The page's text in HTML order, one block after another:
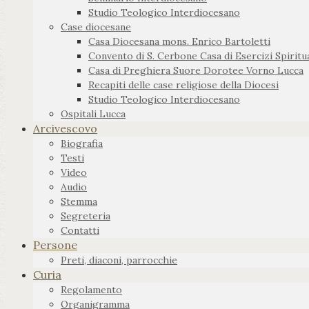
Studio Teologico Interdiocesano
Case diocesane
Casa Diocesana mons. Enrico Bartoletti
Convento di S. Cerbone Casa di Esercizi
Casa di Preghiera Suore Dorotee Vorno Lucca
Recapiti delle case religiose della Diocesi
Studio Teologico Interdiocesano
Ospitali Lucca
Arcivescovo
Biografia
Testi
Video
Audio
Stemma
Segreteria
Contatti
Persone
Preti, diaconi, parrocchie
Curia
Regolamento
Organigramma